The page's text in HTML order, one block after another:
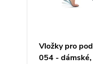
Vložky pro
054 -